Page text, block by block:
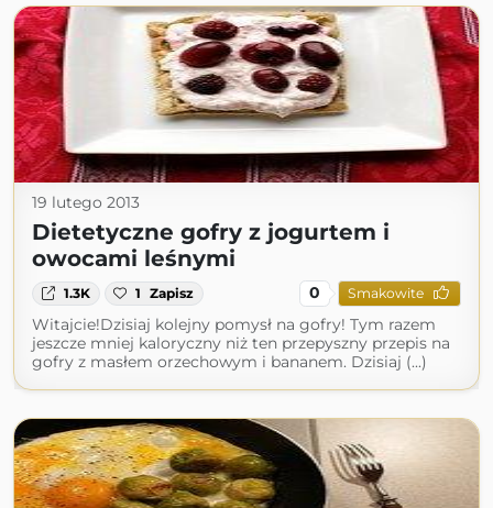
19 lutego 2013
Dietetyczne gofry z jogurtem i
owocami leśnymi
1.3K 1 Zapisz 0 Smakowite
Witajcie!Dzisiaj kolejny pomysł na gofry! Tym razem
jeszcze mniej kaloryczny niż ten przepyszny przepis na
gofry z masłem orzechowym i bananem. Dzisiaj (...)